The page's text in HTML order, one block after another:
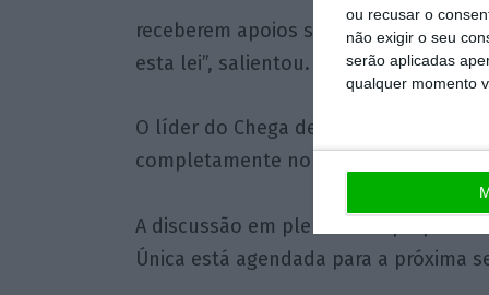
ou recusar o
não exigir o seu
serão aplicadas
qualquer momento
receberem apoios sem descontarem
esta lei”, salientou.
O líder do Chega defendeu
completamente noutra coisa e aí
A discussão em plenário da proposta
Única está agendada para a próxima